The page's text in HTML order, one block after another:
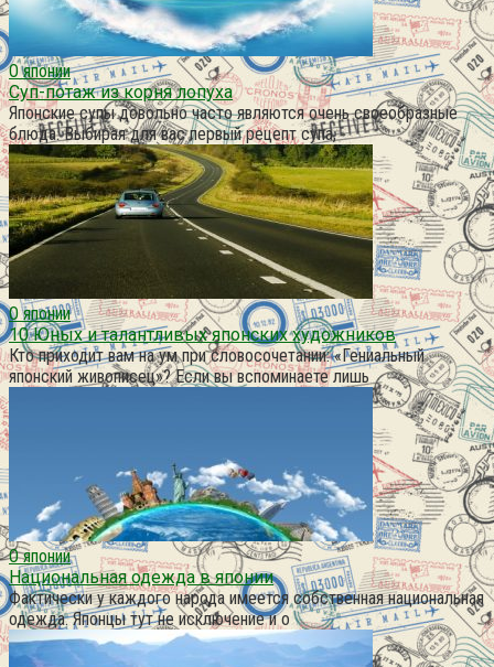
О японии
Суп-потаж из корня лопуха
Японские супы довольно часто являются очень своеобразные
блюда. Выбирая для вас первый рецепт супа,
О японии
10 Юных и талантливых японских художников
Кто приходит вам на ум при словосочетании: «Гениальный
японский живописец»? Если вы вспоминаете лишь
О японии
Национальная одежда в японии
Фактически у каждого народа имеется собственная национальная
одежда. Японцы тут не исключение и о